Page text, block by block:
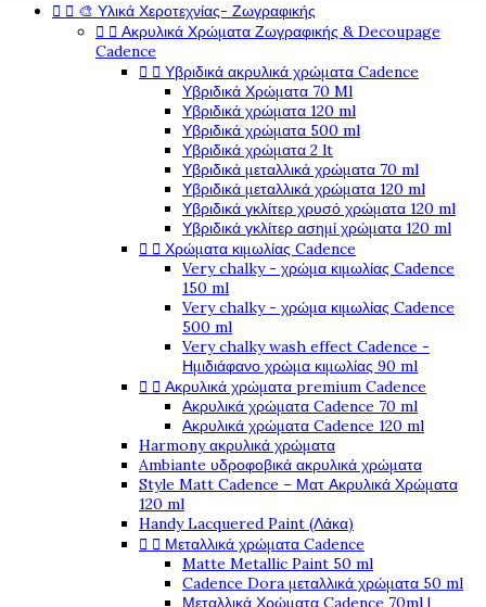
  🎨 Υλικά Χεροτεχνίας- Ζωγραφικής
  Ακρυλικά Χρώματα Ζωγραφικής & Decoupage
Cadence
  Υβριδικά ακρυλικά χρώματα Cadence
Υβριδικά Χρώματα 70 Ml
Υβριδικά χρώματα 120 ml
Υβριδικά χρώματα 500 ml
Υβριδικά χρώματα 2 lt
Υβριδικά μεταλλικά χρώματα 70 ml
Υβριδικά μεταλλικά χρώματα 120 ml
Υβριδικά γκλίτερ χρυσό χρώματα 120 ml
Υβριδικά γκλίτερ ασημί χρώματα 120 ml
  Χρώματα κιμωλίας Cadence
Very chalky - χρώμα κιμωλίας Cadence
150 ml
Very chalky - χρώμα κιμωλίας Cadence
500 ml
Very chalky wash effect Cadence -
Ημιδιάφανο χρώμα κιμωλίας 90 ml
  Ακρυλικά χρώματα premium Cadence
Ακρυλικά χρώματα Cadence 70 ml
Ακρυλικά χρώματα Cadence 120 ml
Harmony ακρυλικά χρώματα
Ambiante υδροφοβικά ακρυλικά χρώματα
Style Matt Cadence – Ματ Ακρυλικά Χρώματα
120 ml
Handy Lacquered Paint (Λάκα)
  Μεταλλικά χρώματα Cadence
Matte Metallic Paint 50 ml
Cadence Dora μεταλλικά χρώματα 50 ml
Μεταλλικά Χρώματα Cadence 70ml |